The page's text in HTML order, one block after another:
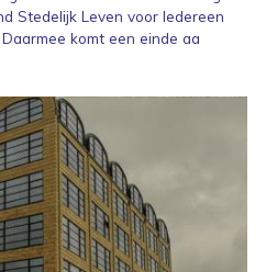
Stedelijk Leven voor Iedereen
komt een einde aa